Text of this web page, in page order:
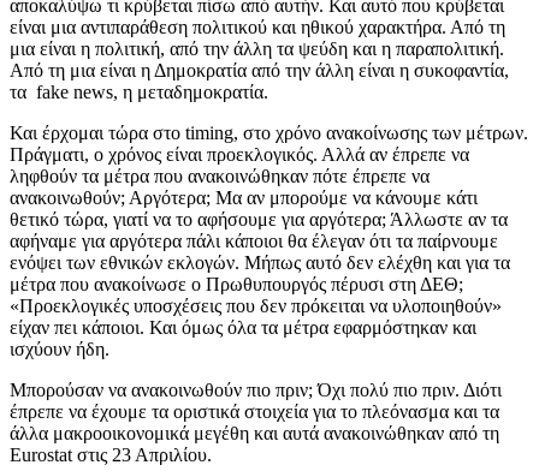
αποκαλύψω τι κρύβεται πίσω από αυτήν. Και αυτό που κρύβεται
είναι μια αντιπαράθεση πολιτικού και ηθικού χαρακτήρα. Από τη
μια είναι η πολιτική, από την άλλη τα ψεύδη και η παραπολιτική.
Από τη μια είναι η Δημοκρατία από την άλλη είναι η συκοφαντία,
τα fake news, η μεταδημοκρατία.
Και έρχομαι τώρα στο timing, στο χρόνο ανακοίνωσης των μέτρων.
Πράγματι, ο χρόνος είναι προεκλογικός. Αλλά αν έπρεπε να
ληφθούν τα μέτρα που ανακοινώθηκαν πότε έπρεπε να
ανακοινωθούν; Αργότερα; Μα αν μπορούμε να κάνουμε κάτι
θετικό τώρα, γιατί να το αφήσουμε για αργότερα; Άλλωστε αν τα
αφήναμε για αργότερα πάλι κάποιοι θα έλεγαν ότι τα παίρνουμε
ενόψει των εθνικών εκλογών. Μήπως αυτό δεν ελέχθη και για τα
μέτρα που ανακοίνωσε ο Πρωθυπουργός πέρυσι στη ΔΕΘ;
«Προεκλογικές υποσχέσεις που δεν πρόκειται να υλοποιηθούν»
είχαν πει κάποιοι. Και όμως όλα τα μέτρα εφαρμόστηκαν και
ισχύουν ήδη.
Μπορούσαν να ανακοινωθούν πιο πριν; Όχι πολύ πιο πριν. Διότι
έπρεπε να έχουμε τα οριστικά στοιχεία για το πλεόνασμα και τα
άλλα μακροοικονομικά μεγέθη και αυτά ανακοινώθηκαν από τη
Eurostat στις 23 Απριλίου.